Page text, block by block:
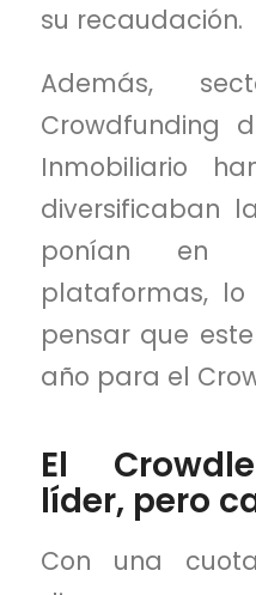
su recaudación.
Además,
Crowdfunding
Inmobiliario
diversificaban
ponían en
plataformas,
pensar que
año para el
El
líder, pero
Con una